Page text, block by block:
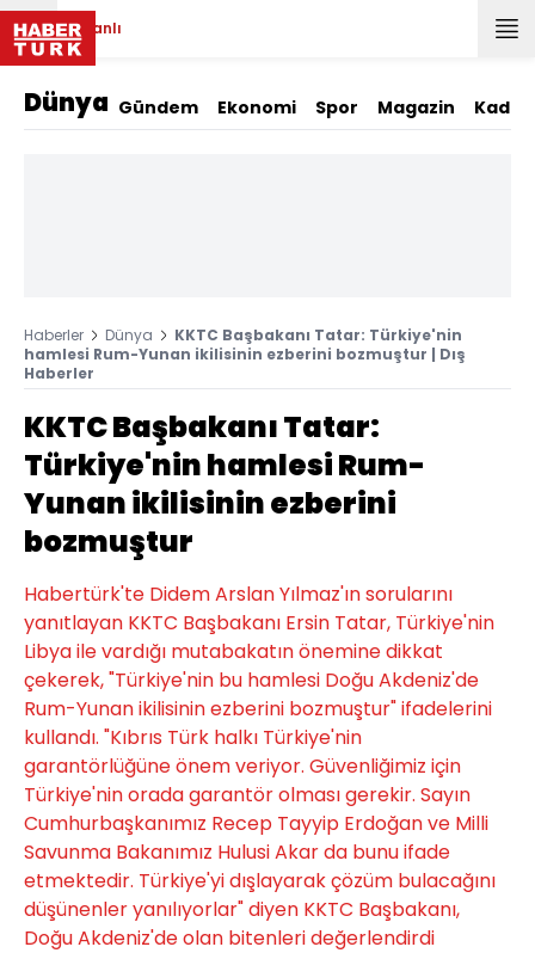
Canlı
Dünya Gündem Ekonomi Spor Magazin Kadın
Haberler Dünya
KKTC Başbakanı Tatar: Türkiye'nin
hamlesi Rum-Yunan ikilisinin ezberini bozmuştur | Dış
Haberler
KKTC Başbakanı Tatar:
Türkiye'nin hamlesi Rum-
Yunan ikilisinin ezberini
bozmuştur
Habertürk'te Didem Arslan Yılmaz'ın sorularını
yanıtlayan KKTC Başbakanı Ersin Tatar, Türkiye'nin
Libya ile vardığı mutabakatın önemine dikkat
çekerek, "Türkiye'nin bu hamlesi Doğu Akdeniz'de
Rum-Yunan ikilisinin ezberini bozmuştur" ifadelerini
kullandı. "Kıbrıs Türk halkı Türkiye'nin
garantörlüğüne önem veriyor. Güvenliğimiz için
Türkiye'nin orada garantör olması gerekir. Sayın
Cumhurbaşkanımız Recep Tayyip Erdoğan ve Milli
Savunma Bakanımız Hulusi Akar da bunu ifade
etmektedir. Türkiye'yi dışlayarak çözüm bulacağını
düşünenler yanılıyorlar" diyen KKTC Başbakanı,
Doğu Akdeniz'de olan bitenleri değerlendirdi